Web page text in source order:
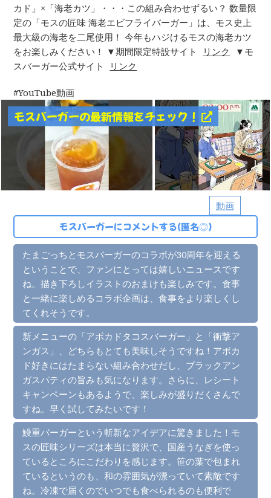
カド」×「海老カツ」・・・この組み合わせずるい？ 数量限
定の「モスの匠味 海老エビフライバーガー」は、モス史上
最大級の海老を二尾使用！ 今年もハジけるモスの海老カツ
をお楽しみください！ ▼期間限定特設サイト
リンク
▼モ
スバーガー公式サイト
リンク
動画
YouTube動画
モスバーガーの最新情報をチェック！
モスバーガーにコメントする(匿名◎)
たまごっちとモスバーガーのコラボが30周年を迎える
ということで、ファンにとっては嬉しいニュースです
ね。描き下ろしイラストのおまけも楽しみです。食事
と一緒に楽しめるコラボ企画は、食事をより楽しくし
てくれそうです。
新メニューの「アボカドタコスバーガー」と「衝撃ア
ンガス」、どちらもとても美味しそうですね！アボカ
ド好きにはたまらない組み合わせだし、ブラックアン
ガスパティの旨みも気になります。さらに、レシート
キャンペーンもあるようで、楽しみが盛りだくさんで
すね。早く試してみたいです！
鰻重バーガーという斬新なアイデアに驚きました！モ
スの匠味シリーズは本当に贅沢で、国産うなぎを使っ
ているところにこだわりを感じます。笹の葉で包まれ
ているというのも、和の雰囲気が漂っていて素敵です
ね。冷凍で届くのでいつでも食べられるのも便利で